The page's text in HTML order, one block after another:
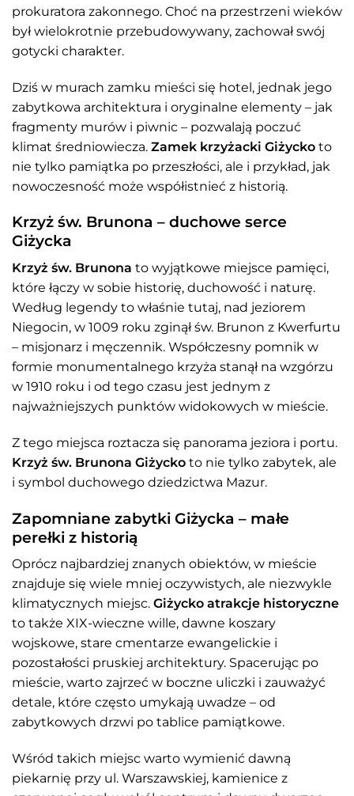
prokuratora zakonnego. Choć na przestrzeni wieków
był wielokrotnie przebudowywany, zachował swój
gotycki charakter.
Dziś w murach zamku mieści się hotel, jednak jego
zabytkowa architektura i oryginalne elementy – jak
fragmenty murów i piwnic – pozwalają poczuć
klimat średniowiecza. Zamek krzyżacki Giżycko to
nie tylko pamiątka po przeszłości, ale i przykład, jak
nowoczesność może współistnieć z historią.
Krzyż św. Brunona – duchowe serce
Giżycka
Krzyż św. Brunona to wyjątkowe miejsce pamięci,
które łączy w sobie historię, duchowość i naturę.
Według legendy to właśnie tutaj, nad jeziorem
Niegocin, w 1009 roku zginął św. Brunon z Kwerfurtu
– misjonarz i męczennik. Współczesny pomnik w
formie monumentalnego krzyża stanął na wzgórzu
w 1910 roku i od tego czasu jest jednym z
najważniejszych punktów widokowych w mieście.
Z tego miejsca roztacza się panorama jeziora i portu.
Krzyż św. Brunona Giżycko to nie tylko zabytek, ale
i symbol duchowego dziedzictwa Mazur.
Zapomniane zabytki Giżycka – małe
perełki z historią
Oprócz najbardziej znanych obiektów, w mieście
znajduje się wiele mniej oczywistych, ale niezwykle
klimatycznych miejsc. Giżycko atrakcje historyczne
to także XIX-wieczne wille, dawne koszary
wojskowe, stare cmentarze ewangelickie i
pozostałości pruskiej architektury. Spacerując po
mieście, warto zajrzeć w boczne uliczki i zauważyć
detale, które często umykają uwadze – od
zabytkowych drzwi po tablice pamiątkowe.
Wśród takich miejsc warto wymienić dawną
piekarnię przy ul. Warszawskiej, kamienice z